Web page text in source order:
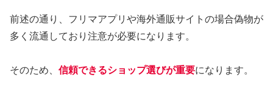
前述の通り、フリマアプリや海外通販サイトの場合偽物が
多く流通しており注意が必要になります。
そのため、 信頼できるショップ選びが重要になります。